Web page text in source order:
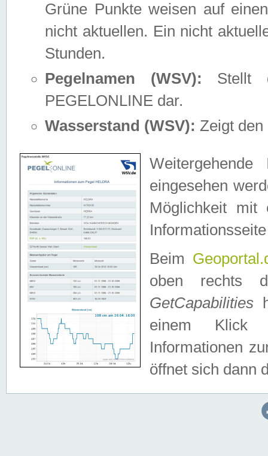
Grüne Punkte weisen auf
nicht aktuellen. Ein nicht
Stunden.
Pegelnamen (WSV): Stellt
PEGELONLINE dar.
Wasserstand (WSV): Zeigt den
eingesehen
Möglichkeit mit
Beim
oben rechts
GetCapabilities
einem Klick
Informationen
öffnet sich dann